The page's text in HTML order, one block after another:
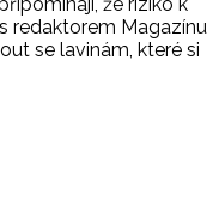
redaktorem Magazínu
se lavinám, které si